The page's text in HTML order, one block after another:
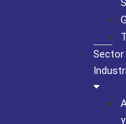
Sector
y